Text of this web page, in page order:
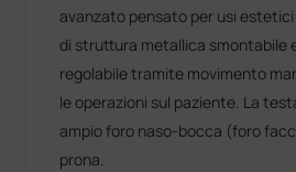
avanzato pensato per usi
di struttura metallica smontabile
regolabile tramite movimento
le operazioni sul paziente. La
ampio foro naso-bocca (foro
prona.